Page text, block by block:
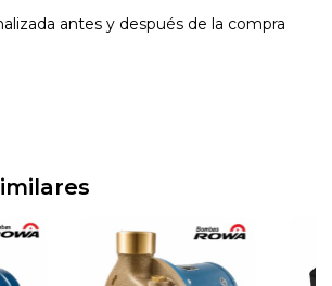
antes y después de la compra